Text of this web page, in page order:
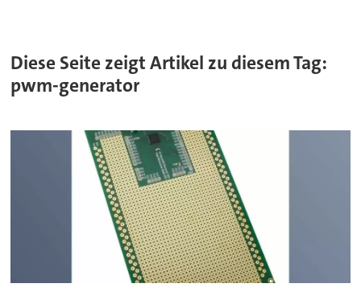
Diese Seite zeigt Artikel zu diesem Tag:
pwm-generator